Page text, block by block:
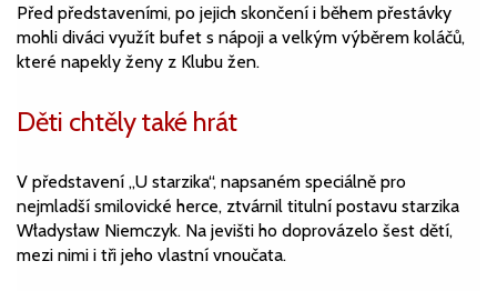
Před představeními, po jejich skončení i během přestávky
mohli diváci využít bufet s nápoji a velkým výběrem koláčů,
které napekly ženy z Klubu žen.
Děti chtěly také hrát
V představení „U starzika“, napsaném speciálně pro
nejmladší smilovické herce, ztvárnil titulní postavu starzika
Władysław Niemczyk. Na jevišti ho doprovázelo šest dětí,
mezi nimi i tři jeho vlastní vnoučata.